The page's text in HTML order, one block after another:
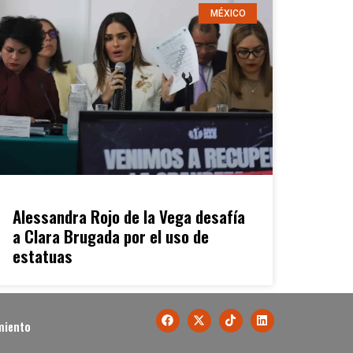
MÉXICO
Alessandra Rojo de la Vega desafía
a Clara Brugada por el uso de
estatuas